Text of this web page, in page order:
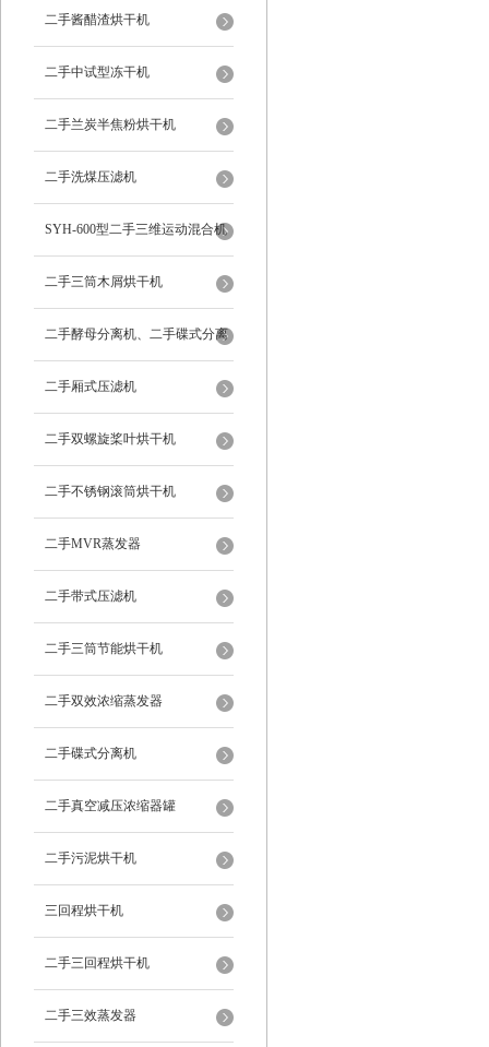
二手酱醋渣烘干机
二手中试型冻干机
二手兰炭半焦粉烘干机
二手洗煤压滤机
SYH-600型二手三维运动混合机
二手三筒木屑烘干机
二手酵母分离机、二手碟式分离
机
二手厢式压滤机
二手双螺旋桨叶烘干机
二手不锈钢滚筒烘干机
二手MVR蒸发器
二手带式压滤机
二手三筒节能烘干机
二手双效浓缩蒸发器
二手碟式分离机
二手真空减压浓缩器罐
二手污泥烘干机
三回程烘干机
二手三回程烘干机
二手三效蒸发器